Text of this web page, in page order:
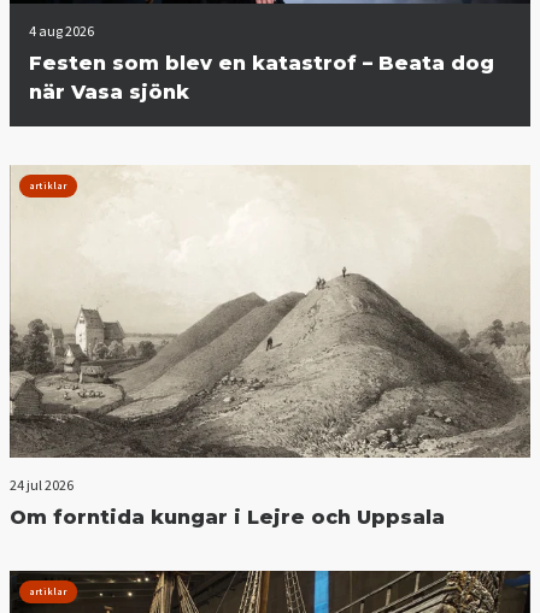
4 aug 2026
Festen som blev en katastrof – Beata dog
när Vasa sjönk
artiklar
24 jul 2026
Om forntida kungar i Lejre och Uppsala
artiklar